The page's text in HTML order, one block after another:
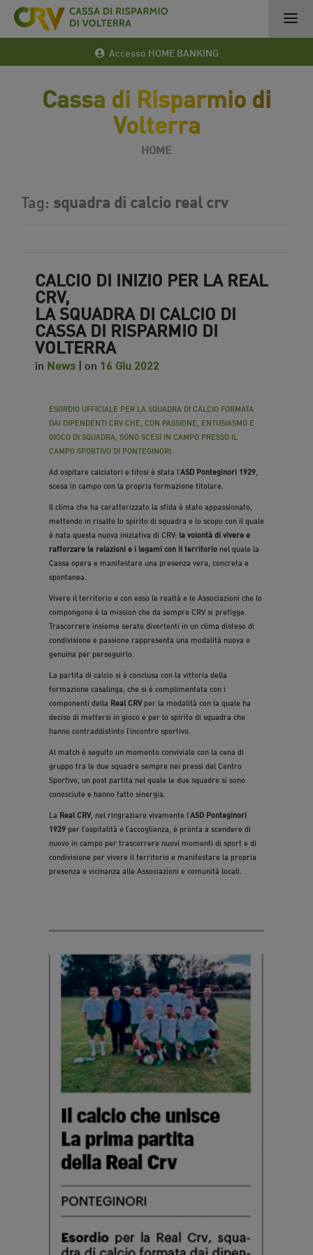
Accesso HOME BANKING
Cassa di Risparmio di
Volterra
HOME
Tag: squadra di calcio real crv
CALCIO DI INIZIO PER LA REAL
CRV,
LA SQUADRA DI CALCIO DI
CASSA DI RISPARMIO DI
VOLTERRA
in News | on 16 Giu 2022
ESORDIO UFFICIALE PER LA SQUADRA DI CALCIO FORMATA
DAI DIPENDENTI CRV CHE, CON PASSIONE, ENTUSIASMO E
GIOCO DI SQUADRA, SONO SCESI IN CAMPO PRESSO IL
CAMPO SPORTIVO DI PONTEGINORI.
Ad ospitare calciatori e tifosi è stata l’ASD Ponteginori 1929
scesa in campo con la propria formazione titolare.
Il clima che ha caratterizzato la sfida è stato appassionato,
mettendo in risalto lo spirito di squadra e lo scopo con il quale
è nata questa nuova iniziativa di CRV: la volontà di vivere e
rafforzare le relazioni e i legami con il territorio nel quale la
Cassa opera e manifestare una presenza vera, concreta e
spontanea.
Vivere il territorio e con esso le realtà e le Associazioni che lo
compongono è la mission che da sempre CRV si prefigge.
Trascorrere insieme serate divertenti in un clima disteso di
condivisione e passione rappresenta una modalità nuova e
genuina per perseguirlo.
La partita di calcio si è conclusa con la vittoria della
formazione casalinga, che si è complimentata con i
componenti della Real CRVper la modalità con la quale ha
deciso di mettersi in gioco e per lo spirito di squadra che
hanno contraddistinto l’incontro sportivo.
Al match è seguito un momento conviviale con la cena di
gruppo tra le due squadre sempre nei pressi del Centro
Sportivo, un post partita nel quale le due squadre si sono
conosciute e hanno fatto sinergia.
La Real CRV, nel ringraziare vivamente l’ASD Ponteginori
1929 per l’ospitalità e l’accoglienza, è pronta a scendere di
nuovo in campo per trascorrere nuovi momenti di sport e di
condivisione per vivere il territorio e manifestare la propria
presenza e vicinanza alle Associazioni e comunità locali.